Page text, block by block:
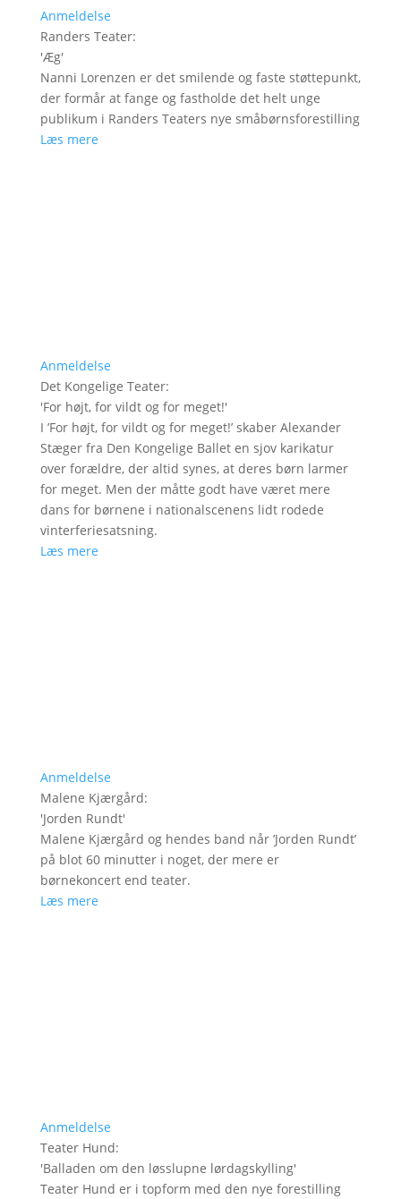
Anmeldelse
Randers Teater:
'Æg'
Nanni Lorenzen er det smilende og faste støttepunkt,
der formår at fange og fastholde det helt unge
publikum i Randers Teaters nye småbørnsforestilling
Læs mere
Anmeldelse
Det Kongelige Teater:
'For højt, for vildt og for meget!'
I ’For højt, for vildt og for meget!’ skaber Alexander
Stæger fra Den Kongelige Ballet en sjov karikatur
over forældre, der altid synes, at deres børn larmer
for meget. Men der måtte godt have været mere
dans for børnene i nationalscenens lidt rodede
vinterferiesatsning.
Læs mere
Anmeldelse
Malene Kjærgård:
'Jorden Rundt'
Malene Kjærgård og hendes band når ’Jorden Rundt’
på blot 60 minutter i noget, der mere er
børnekoncert end teater.
Læs mere
Anmeldelse
Teater Hund:
'Balladen om den løsslupne lørdagskylling'
Teater Hund er i topform med den nye forestilling